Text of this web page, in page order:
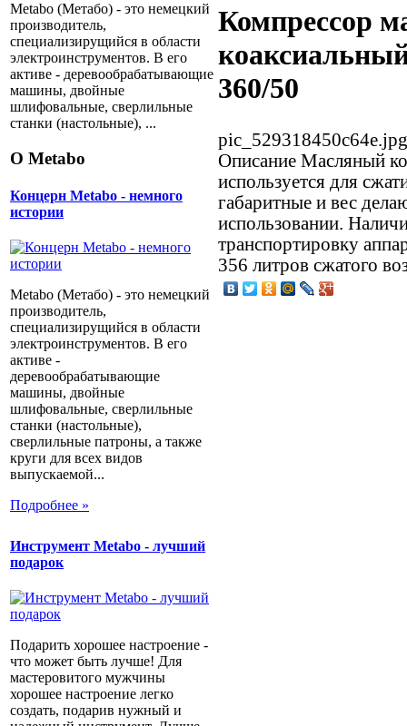
Metabo (Метабо) - это немецкий
производитель,
специализирущийся в области
электроинструментов. В его
активе - деревообрабатывающие
машины, двойные
шлифовальные, сверлильные
станки (настольные), ...
О Metabo
Концерн Metabo - немного
истории
Metabo (Метабо) - это немецкий
производитель,
специализирущийся в области
электроинструментов. В его
активе -
деревообрабатывающие
машины, двойные
шлифовальные, сверлильные
станки (настольные),
сверлильные патроны, а также
круги для всех видов
выпускаемой...
Подробнее »
Инструмент Metabo - лучший
подарок
Подарить хорошее настроение -
что может быть лучше! Для
мастеровитого мужчины
хорошее настроение легко
создать, подарив нужный и
Компрессор
360/50
pic_529318450c64e.jpg
Описание Масляный
используется для
габаритные и вес
использовании.
транспортировку
356 литров сжатого